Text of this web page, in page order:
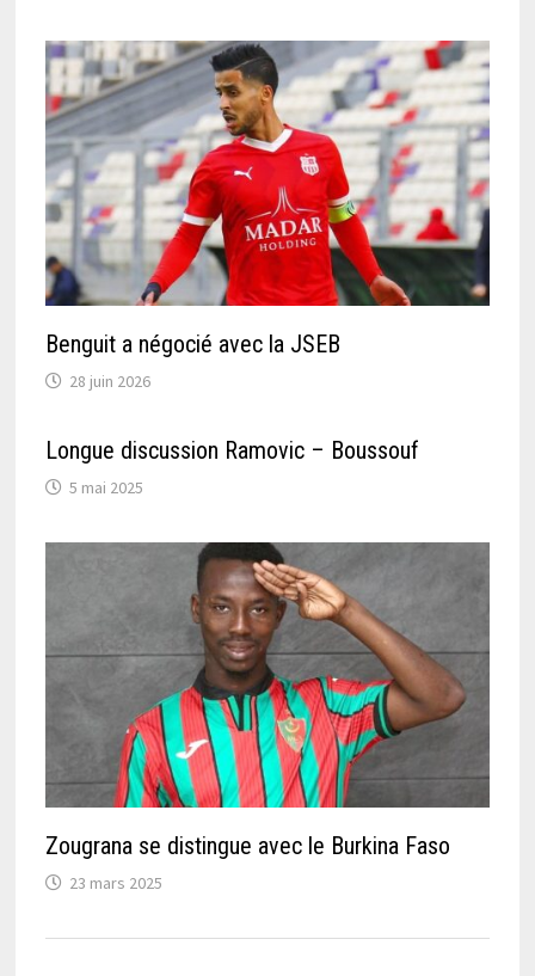
Benguit a négocié avec la JSEB
28 juin 2026
Longue discussion Ramovic – Boussouf
5 mai 2025
Zougrana se distingue avec le Burkina Faso
23 mars 2025